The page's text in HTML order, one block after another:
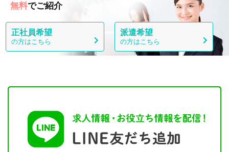
無料でご紹介
正社員希望
の方はこちら
派遣希望
の方はこちら